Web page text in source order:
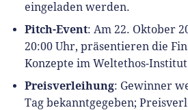
eingeladen werden.
Pitch-Event: Am 22. Oktober
20:00 Uhr, präsentieren die
Konzepte im Weltethos-
Preisverleihung: Gewinner
Tag bekanntgegeben;